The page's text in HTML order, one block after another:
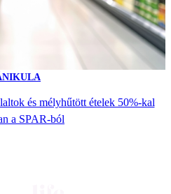
és mélyhűtött ételek 50%-kal
a SPAR-ból